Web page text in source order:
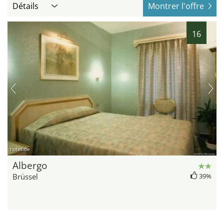
Détails Montrer l'offre
16
hotel.de
Albergo
Brüssel 39%